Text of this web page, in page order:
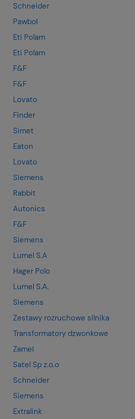
Schneider
Pawbol
Eti Polam
Eti Polam
F&F
F&F
Lovato
Finder
Simet
Eaton
Lovato
Siemens
Rabbit
Autonics
F&F
Siemens
Lumel S.A
Hager Polo
Lumel S.A.
Siemens
Zestawy rozruchowe silnika
Transformatory dzwonkowe
Zamel
Satel Sp z.o.o
Schneider
Siemens
Extralink